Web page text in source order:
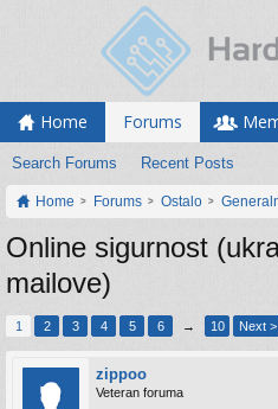
Home Forums
Search Forums Recent Posts
Home Forums Ostalo
Online sigurnost
mailove)
1 2 3 4 5 6 → 10 Next >
zippoo
Veteran foruma